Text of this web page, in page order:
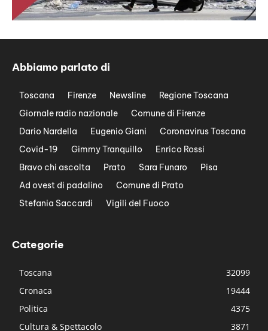
Abbiamo parlato di
Toscana Firenze Newsline
Regione Toscana
Giornale radio nazionale
Comune di Firenze
Dario Nardella
Eugenio Giani
Coronavirus Toscana
Covid-19
Gimmy Tranquillo
Enrico Rossi
Bravo chi ascolta
Prato Sara Funaro
Pisa
Ad ovest di padalino
Comune di Prato
Stefania Saccardi
Vigili del Fuoco
Categorie
Toscana
32099
Cronaca
19444
Politica
4375
Cultura & Spettacolo
3871